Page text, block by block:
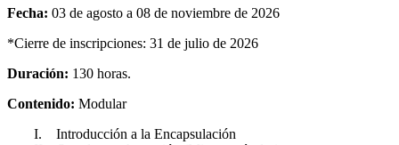
Fecha: 03 de agosto a 08 de noviembre de 2026
*Cierre de inscripciones: 31 de julio de 2026
Duración: 130 horas.
Contenido: Modular
I. Introducción a la Encapsulación